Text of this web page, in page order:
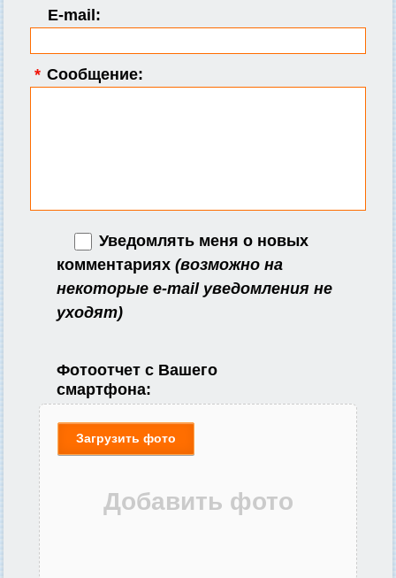
E-mail:
* Сообщение:
Уведомлять меня о новых
комментариях (возможно на
некоторые e-mail уведомления не
уходят)
Фотоотчет с Вашего
смартфона:
Загрузить фото